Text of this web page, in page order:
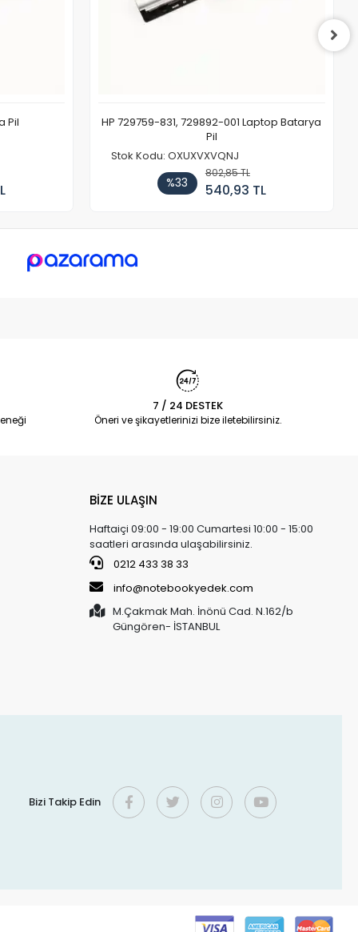
Pil
HP 729759-831, 729892-001 Laptop Batarya
Pil
Stok Kodu: OXUXVXVQNJ
%33
802,85 TL
540,93 TL
7 / 24 DESTEK
Öneri ve şikayetlerinizi bize iletebilirsiniz.
BİZE ULAŞIN
Haftaiçi 09:00 - 19:00 Cumartesi 10:00 - 15:00
saatleri arasında ulaşabilirsiniz.
0212 433 38 33
info@notebookyedek.com
M.Çakmak Mah. İnönü Cad. N.162/b
Güngören- İSTANBUL
Bizi Takip Edin